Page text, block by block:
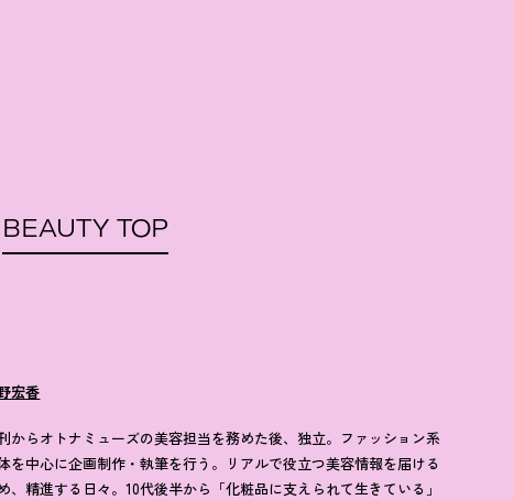
BEAUTY TOP
宏香
からオトナミューズの美容担当を務めた後、独立。ファッション系
を中心に企画制作・執筆を行う。リアルで役立つ美容情報を届ける
、精進する日々。10代後半から「化粧品に支えられて生きている」